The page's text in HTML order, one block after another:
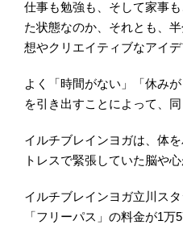
仕事も勉強も、そして家事
た状態なのか、それとも、
想やクリエイティブなアイ
よく「時間がない」「休み
を引き出すことによって、
イルチブレインヨガは、体
トレスで緊張していた脳や
イルチブレインヨガ立川ス
「フリーパス」の料金が1